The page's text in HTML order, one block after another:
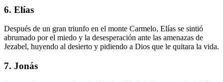
6. Elías
Después de un gran triunfo en el monte Carmelo, Elías se sintió
abrumado por el miedo y la desesperación ante las amenazas de
Jezabel, huyendo al desierto y pidiendo a Dios que le quitara la vida.
7. Jonás